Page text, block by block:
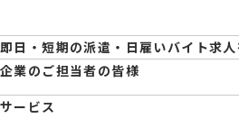
即日・短期の派遣・日雇いバイト求
企業のご担当者の皆様
サービス